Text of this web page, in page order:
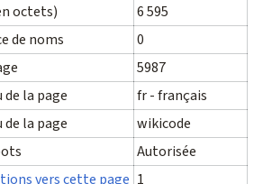
octets)
6 595
de noms
0
5987
de la page
fr - français
la page
wikicode
Autorisée
vers cette page 1